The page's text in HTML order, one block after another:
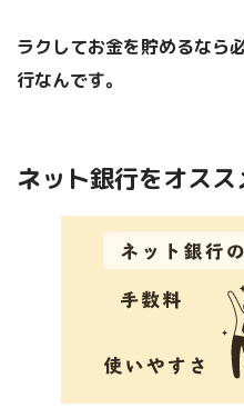
ラクしてお金を貯めるなら
行なんです。
ネット銀行をオス